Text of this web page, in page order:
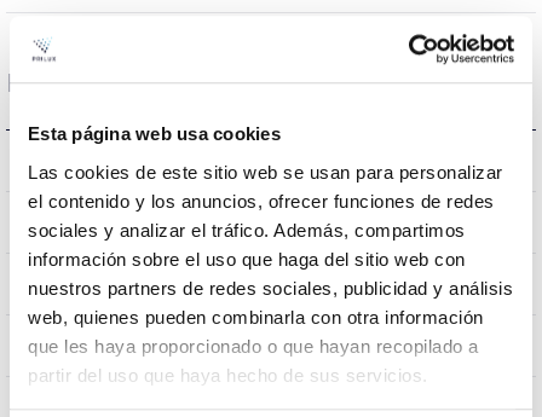
Esta página web usa cookies
Las cookies de este sitio web se usan para personalizar
el contenido y los anuncios, ofrecer funciones de redes
sociales y analizar el tráfico. Además, compartimos
información sobre el uso que haga del sitio web con
nuestros partners de redes sociales, publicidad y análisis
web, quienes pueden combinarla con otra información
que les haya proporcionado o que hayan recopilado a
partir del uso que haya hecho de sus servicios.
Dimensions and Mounting
Mounting
Wind Resistance 0,180m2
Weight 7Kg
Measures 625x290x105mm